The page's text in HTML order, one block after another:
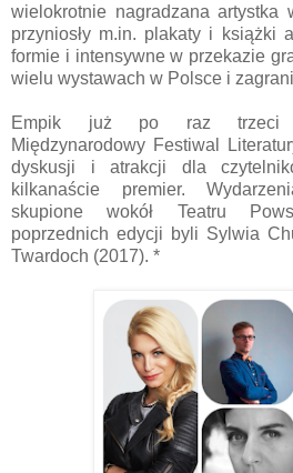
wielokrotnie nagradzana artystka
przyniosły m.in. plakaty i książki
formie i intensywne w przekazie
wielu wystawach w Polsce i
Empik już po raz trzeci
Międzynarodowy Festiwal
dyskusji i atrakcji dla
kilkanaście premier.
skupione wokół Teatru
poprzednich edycji byli Sylwia
Twardoch (2017). *